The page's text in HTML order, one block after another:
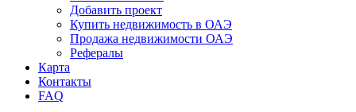
Добавить проект
Купить недвижимость в ОАЭ
Продажа недвижимости ОАЭ
Рефералы
Карта
Контакты
FAQ